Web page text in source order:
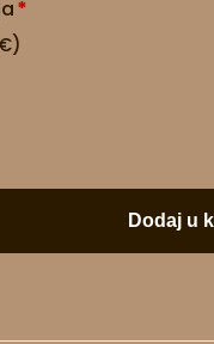
*
€)
Dodaj u